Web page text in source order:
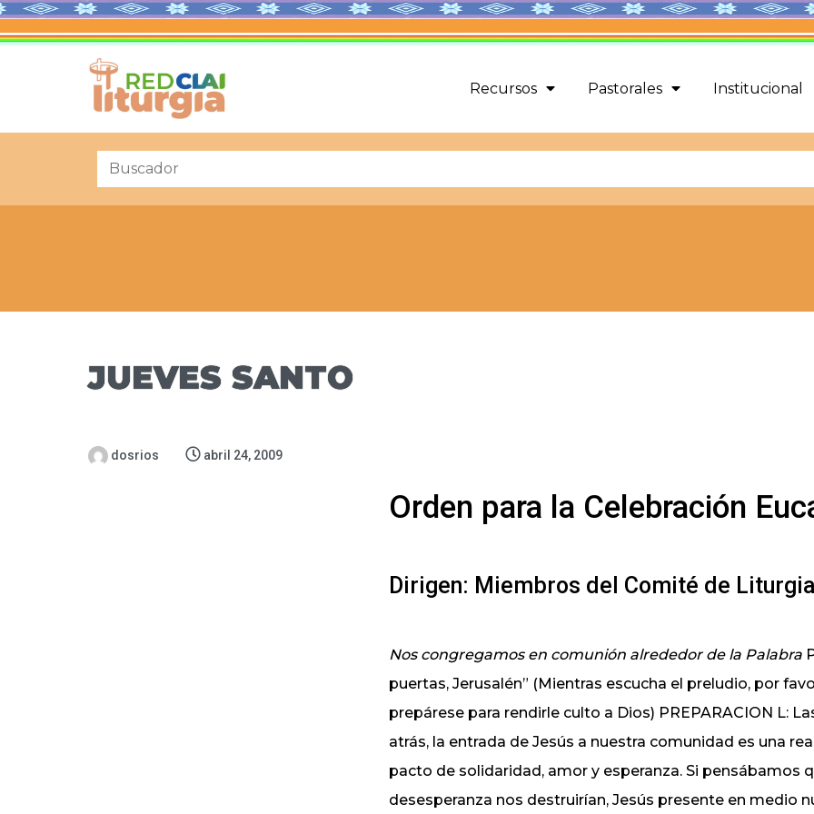
Recursos Pastorales Institucional
JUEVES SANTO
dosrios abril 24, 2009
Orden para la Celebración
Dirigen: Miembros del Comité de Liturgia
Nos congregamos en comunión alrededor de la Palabra PRELUDIO Por el grupo coral: “Abre tus puertas, Jerusalén” (Mientras escucha el preludio, por favor, guarde silencio, tome su